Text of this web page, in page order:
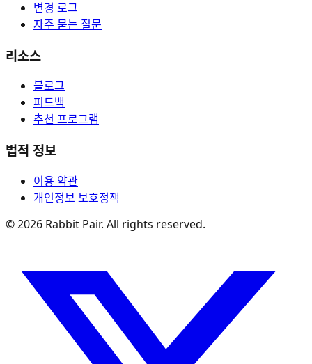
변경 로그
자주 묻는 질문
리소스
블로그
피드백
추천 프로그램
법적 정보
이용 약관
개인정보 보호정책
©2026 Rabbit Pair. All rights reserved.